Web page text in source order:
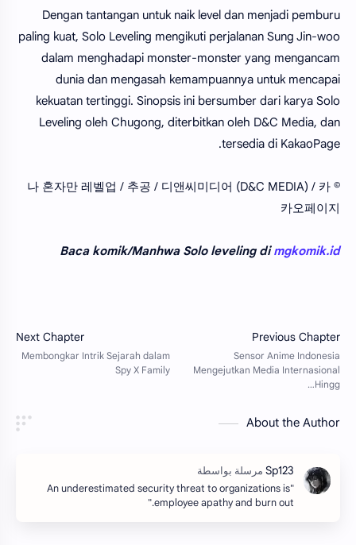
Dengan tantangan untuk naik level dan menjadi pemburu
paling kuat, Solo Leveling mengikuti perjalanan Sung Jin-woo
dalam menghadapi monster-monster yang mengancam
dunia dan mengasah kemampuannya untuk mencapai
kekuatan tertinggi. Sinopsis ini bersumber dari karya Solo
Leveling oleh Chugong, diterbitkan oleh D&C Media, dan
tersedia di KakaoPage.
© 나 혼자만 레벨업 / 추공 / 디앤씨미디어 (D&C MEDIA) / 카
카오페이지
Baca komik/Manhwa Solo leveling dimgkomik.id
About the Author
"An underestimated security threat to organizations is
employee apathy and burn out.‌‌"